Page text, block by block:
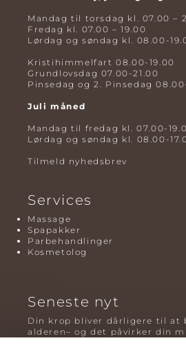
Mandag til torsdag kl. 07.00 –
Fredag kl. 07.00 – 19.00
Lørdag og søndag kl. 08.00-
Kristihimmelfart 08.00-19.00
Grundlovsdag 07.00-21.00
Pinsedag og 2. Pinsedag
Juli måned
Mandag til fredag kl. 07.00-
Lørdag og søndag kl. 08.00-
Tilmeld nyhedsbrev
Services
Massage
Spapakker
Parbehandlinger
Kosmetolog
Seneste nyt
Din krop bliver dårligere til at
alderen– og det påvirker din